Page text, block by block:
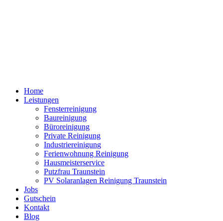
Home
Leistungen
Fensterreinigung
Baureinigung
Büroreinigung
Private Reinigung
Industriereinigung
Ferienwohnung Reinigung
Hausmeisterservice
Putzfrau Traunstein
PV Solaranlagen Reinigung Traunstein
Jobs
Gutschein
Kontakt
Blog